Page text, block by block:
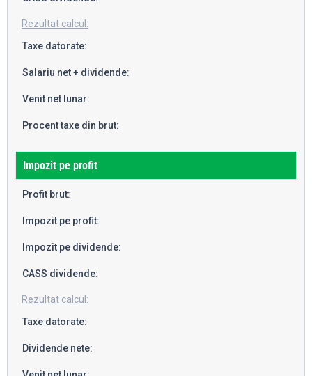
Rezultat calcul:
Taxe datorate:
Salariu net + dividende:
Venit net lunar:
Procent taxe din brut:
Impozit pe profit
Profit brut:
Impozit pe profit:
Impozit pe dividende:
CASS dividende:
Rezultat calcul:
Taxe datorate:
Dividende nete: